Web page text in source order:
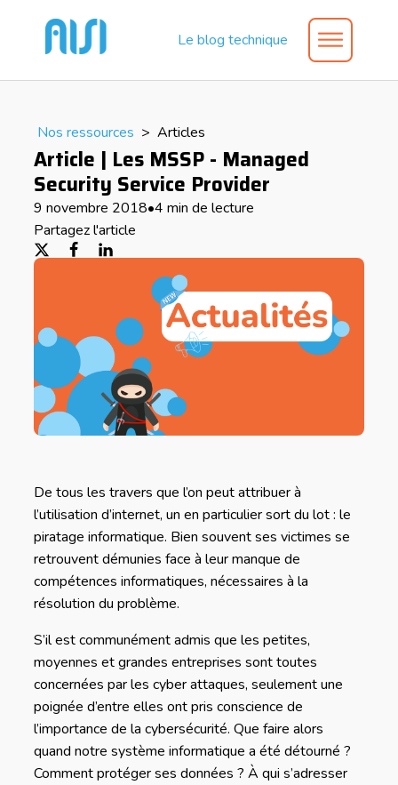
Le blog technique
Nos ressources > Articles
Article | Les MSSP - Managed
Security Service Provider
9 novembre 2018•4 min de lecture
Partagez l'article
De tous les travers que l’on peut attribuer à
l’utilisation d’internet, un en particulier sort du lot : le
piratage informatique. Bien souvent ses victimes se
retrouvent démunies face à leur manque de
compétences informatiques, nécessaires à la
résolution du problème.
S’il est communément admis que les petites,
moyennes et grandes entreprises sont toutes
concernées par les cyber attaques, seulement une
poignée d’entre elles ont pris conscience de
l’importance de la cybersécurité. Que faire alors
quand notre système informatique a été détourné ?
Comment protéger ses données ? À qui s’adresser